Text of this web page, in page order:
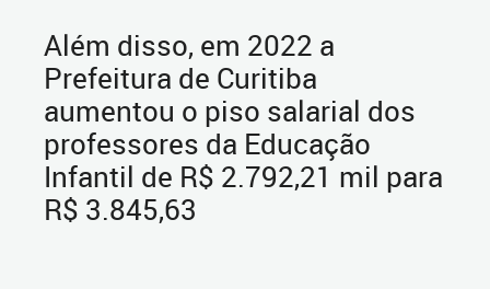
Além disso, em 2022 a
Prefeitura de Curitiba
aumentou o piso salarial dos
professores da Educação
Infantil de R$ 2.792,21 mil para
R$ 3.845,63